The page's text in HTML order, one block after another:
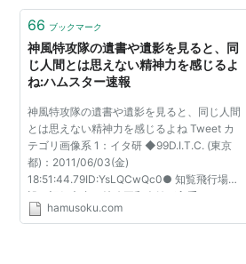
ター雷撃機隊から激しい魚雷攻撃…
66 ブックマーク
神風特攻隊の遺書や遺影を見ると、同
じ人間とは思えない精神力を感じるよ
ね:ハムスター速報
神風特攻隊の遺書や遺影を見ると、同じ人間
とは思えない精神力を感じるよね Tweet カ
テゴリ画像系 1：イタ研 ◆99D.I.T.C. (東京
都)：2011/06/03(金)
18:51:44.79ID:YsLQCwQc0● 知覧飛行場建
設の記録文書、特攻平和会館が入手
http://kyushu.yomiuri.co.jp/magazine/histor
hamusoku.com